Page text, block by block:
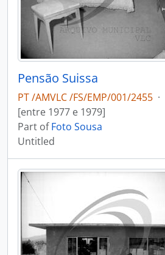
Pensão Suissa
PT /AMVLC /FS/EMP/001/2455 ·
[entre 1977 e 1979]
Part ofFoto Sousa
Untitled